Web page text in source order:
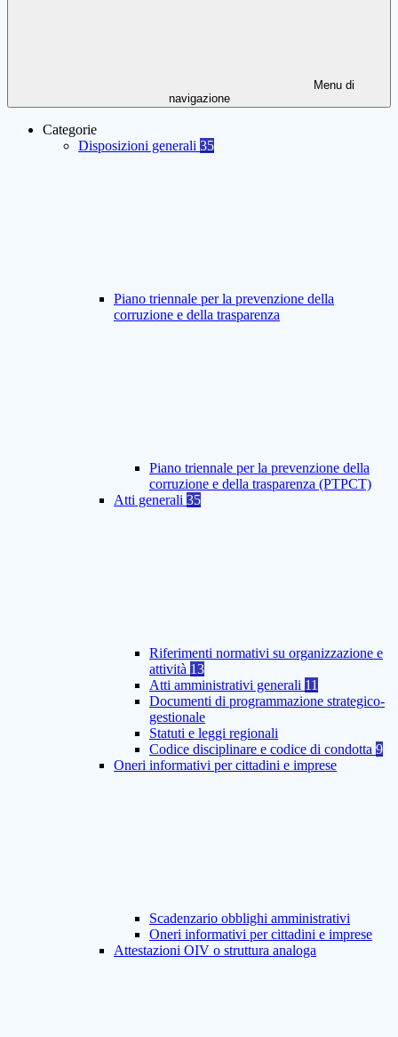
Menu di
navigazione
Categorie
Disposizioni generali 35
Piano triennale per la prevenzione della
corruzione e della trasparenza
Piano triennale per la prevenzione della
corruzione e della trasparenza (PTPCT)
Atti generali 35
Riferimenti normativi su organizzazione e
attività 13
Atti amministrativi generali 11
Documenti di programmazione strategico-
gestionale
Statuti e leggi regionali
Codice disciplinare e codice di condotta 9
Oneri informativi per cittadini e imprese
Scadenzario obblighi amministrativi
Oneri informativi per cittadini e imprese
Attestazioni OIV o struttura analoga